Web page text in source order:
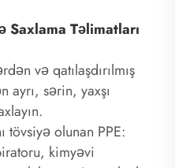
Saxlama Təlimatları
və qatılaşdırılmış
sərin, yaxşı
tövsiyə olunan PPE:
kimyəvi